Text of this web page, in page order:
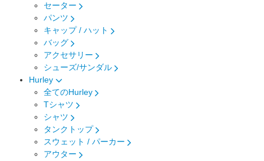
セーター
パンツ
キャップ / ハット
バッグ
アクセサリー
シューズ/サンダル
Hurley
全てのHurley
Tシャツ
シャツ
タンクトップ
スウェット / パーカー
アウター